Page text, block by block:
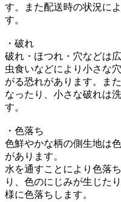
す。また配送時の状況に
す。
・破れ
破れ・ほつれ・穴などは
虫食いなどにより小さな
がる恐れがあります。ま
なったり、小さな破れは
す。
・色落ち
色鮮やかな柄の側生地は
があります。
水を通すことにより色落
り、色のにじみが生じた
様に色落ちします。